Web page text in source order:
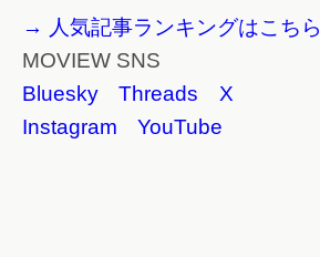
→ 人気記事ランキングはこちら
MOVIEW SNS
Bluesky
Threads
X
Instagram
YouTube